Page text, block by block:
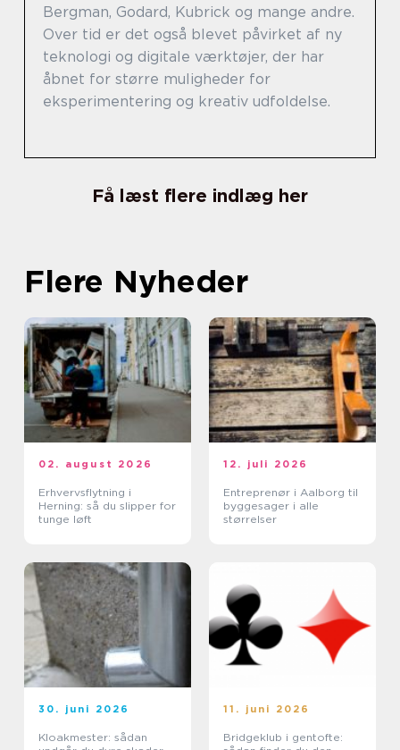
Bergman, Godard, Kubrick og mange andre.
Over tid er det også blevet påvirket af ny
teknologi og digitale værktøjer, der har
åbnet for større muligheder for
eksperimentering og kreativ udfoldelse.
Få læst flere indlæg her
Flere Nyheder
02. august 2026
Erhvervsflytning i
Herning: så du slipper for
tunge løft
12. juli 2026
Entreprenør i Aalborg til
byggesager i alle
størrelser
30. juni 2026
Kloakmester: sådan
11. juni 2026
Bridgeklub i gentofte: